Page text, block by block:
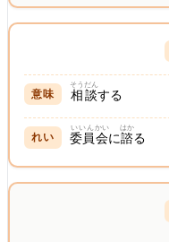
相談
そうだん
する
委員
いいん
会
かい
に諮
はか
る